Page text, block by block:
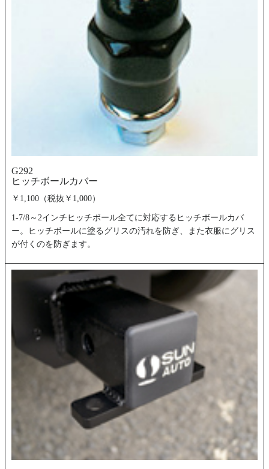
G292
ヒッチボールカバー
￥1,100（税抜￥1,000）
1-7/8～2インチヒッチボール全てに対応するヒッチボールカバ
ー。ヒッチボールに塗るグリスの汚れを防ぎ、また衣服にグリス
が付くのを防ぎます。